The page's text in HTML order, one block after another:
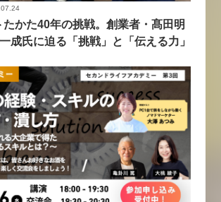
たかた40年の挑戦。創業者・髙田明
成氏に迫る「挑戦」と「伝える力」